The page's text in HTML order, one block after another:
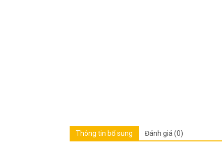
Thông tin bổ sung Đánh giá (0)